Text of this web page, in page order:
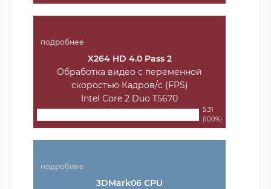
подробнее
X264 HD 4.0 Pass 2
Обработка видео с переменной
скоростью Кадров/с (FPS)
Intel Core 2 Duo T5670
5.31
(100%)
подробнее
3DMark06 CPU